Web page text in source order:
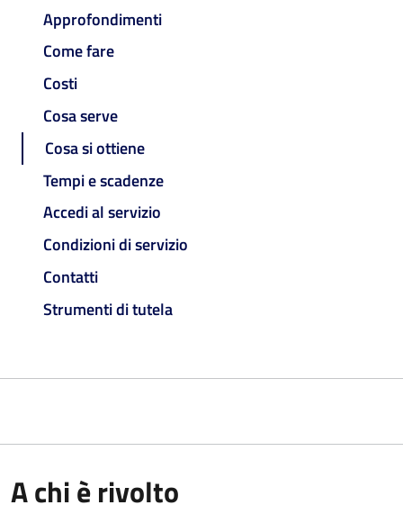
Approfondimenti
Come fare
Costi
Cosa serve
Cosa si ottiene
Tempi e scadenze
Accedi al servizio
Condizioni di servizio
Contatti
Strumenti di tutela
A chi è rivolto